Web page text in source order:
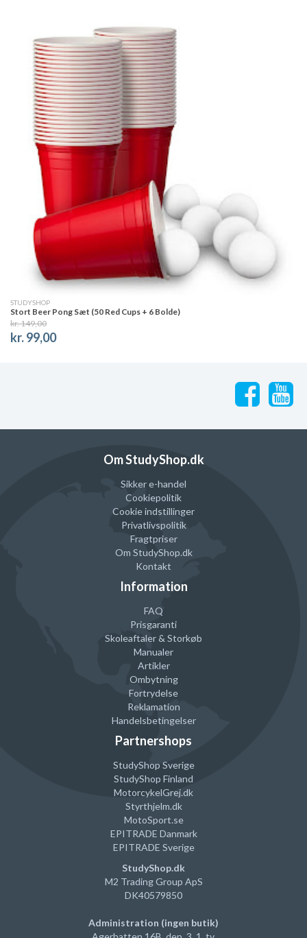
STUDYSHOP
Stort Beer Pong Sæt (50 Red Cups + 6 Bolde)
kr. 149,00
kr. 99,00
Om StudyShop.dk
Sikker e-handel
Cookiepolitik
Cookie indstillinger
Privatlivspolitik
Fragtpriser
Om StudyShop.dk
Kontakt
Information
FAQ
Prisgaranti
Skoleaftaler & Storkøb
Manualer
Artikler
Ombytning
Fortrydelse
Reklamation
Handelsbetingelser
Partnershops
StudyShop Sverige
StudyShop Finland
MotorcykelGrej.dk
Styrthjelm.dk
MotoSport.se
EPITRADE Danmark
EPITRADE Sverige
StudyShop.dk
M2 Trading Group ApS
DK40579850
Administration (ingen butik)
Du bestemmer over dine data
og vores forretningspartnerebruger teknologier, herunder
cookies, til at indsamle oplysninger om dig til forskellige formål,
herunder: personalisering af indhold og annoncer, analysere vores
trafik og give adgang til sociale mediefunktioner
Ved at trykke på 'Accepter alle' giver du samtykke til alle disse
formål. Du kan også vælge at tilkendegive, hvilke formål du vil give
Du kan til enhver tid trække dit samtykke tilbage ved at trykke